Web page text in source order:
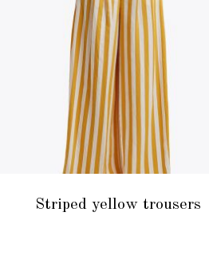
READ MORE
Striped yellow trousers